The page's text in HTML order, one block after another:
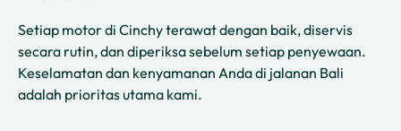
Setiap motor di Cinchy terawat dengan baik, diservis
secara rutin, dan diperiksa sebelum setiap penyewaan.
Keselamatan dan kenyamanan Anda di jalanan Bali
adalah prioritas utama kami.